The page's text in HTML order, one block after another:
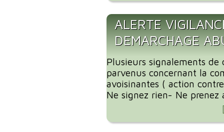
ALERTE
DEMARCHAGE
Plusieurs signalements
parvenus concernant la
avoisinantes ( action
Ne signez rien- Ne prenez